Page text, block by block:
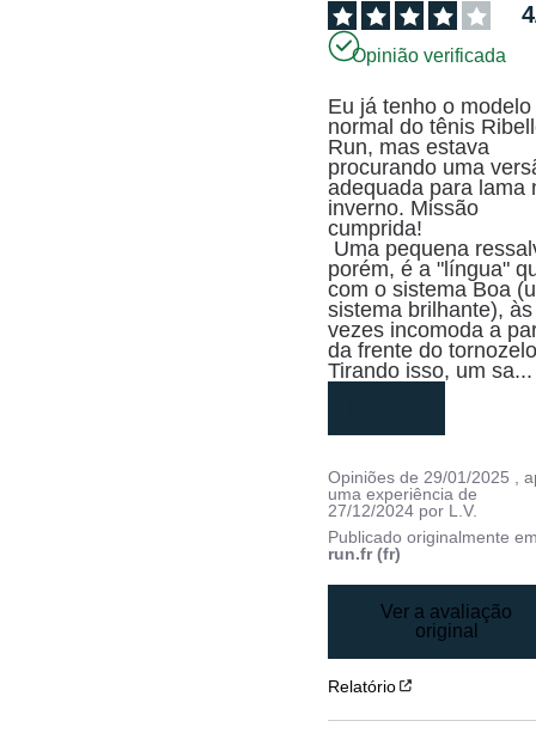
4
Opinião verificada
Eu já tenho o modelo
normal do tênis
Run, mas estava
procurando uma
adequada para lama
inverno. Missão
cumprida!
porém, é a "língua"
com o sistema Boa
sistema brilhante), às
vezes incomoda a
da frente do
Tirando isso, um sa...
Opiniões de29/01/2025 ,
uma experiência de
27/12/2024 por L.V.
Publicado originalmente
run.fr (fr)
Ver a avaliação
original
Relatório